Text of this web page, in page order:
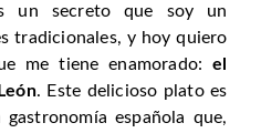
un secreto que soy un
tradicionales, y hoy quiero
me tiene enamorado:el
. Este delicioso plato es
española que,